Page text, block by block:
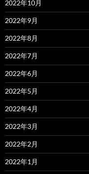
2022年10月
2022年9月
2022年8月
2022年7月
2022年6月
2022年5月
2022年4月
2022年3月
2022年2月
2022年1月